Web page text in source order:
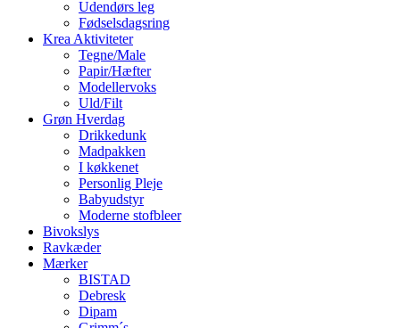
Udendørs leg
Fødselsdagsring
Krea Aktiviteter
Tegne/Male
Papir/Hæfter
Modellervoks
Uld/Filt
Grøn Hverdag
Drikkedunk
Madpakken
I køkkenet
Personlig Pleje
Babyudstyr
Moderne stofbleer
Bivokslys
Ravkæder
Mærker
BISTAD
Debresk
Dipam